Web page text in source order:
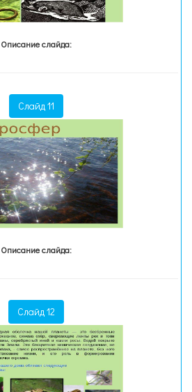
Описание слайда:
Слайд 11
Описание слайда:
Слайд 12